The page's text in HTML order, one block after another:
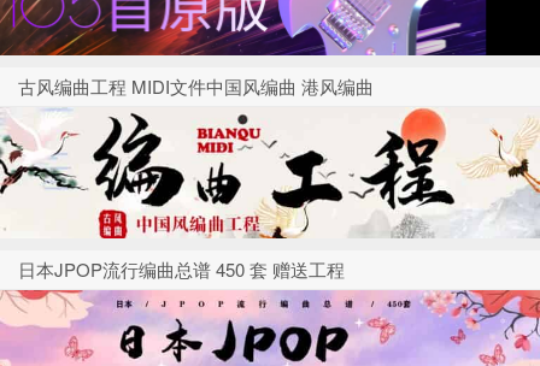
古风编曲工程 MIDI文件中国风编曲 港风编曲
日本JPOP流行编曲总谱 450 套 赠送工程